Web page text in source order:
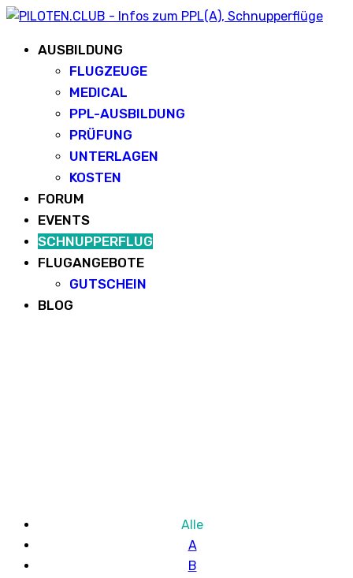
AUSBILDUNG
FLUGZEUGE
MEDICAL
PPL-AUSBILDUNG
PRÜFUNG
UNTERLAGEN
KOSTEN
FORUM
EVENTS
SCHNUPPERFLUG
FLUGANGEBOTE
GUTSCHEIN
BLOG
Alle
A
B